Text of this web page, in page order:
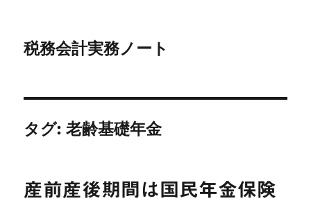
税務会計実務ノート
タグ:老齢基礎年金
産前産後期間は国民年金保険